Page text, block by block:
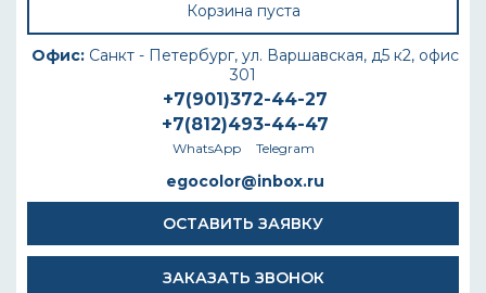
Корзина пуста
Офис: Санкт - Петербург, ул. Варшавская, д5 к2, офис
301
+7(901)372-44-27
+7(812)493-44-47
WhatsApp Telegram
egocolor@inbox.ru
ОСТАВИТЬ ЗАЯВКУ
ЗАКАЗАТЬ ЗВОНОК